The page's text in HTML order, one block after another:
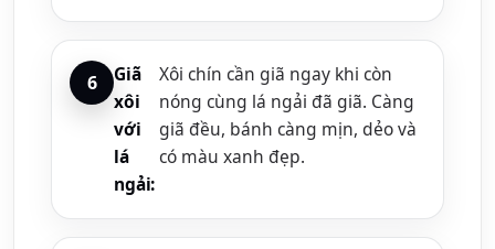
Giã
xôi
với
lá
ngải:
Xôi chín cần giã ngay khi còn
nóng cùng lá ngải đã giã. Càng
giã đều, bánh càng mịn, dẻo và
có màu xanh đẹp.